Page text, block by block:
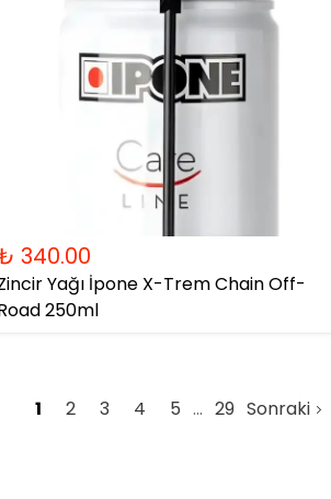
340.00
Yağı İpone X-Trem Chain Off-
250ml
1 2 3 4 5 29 Sonraki